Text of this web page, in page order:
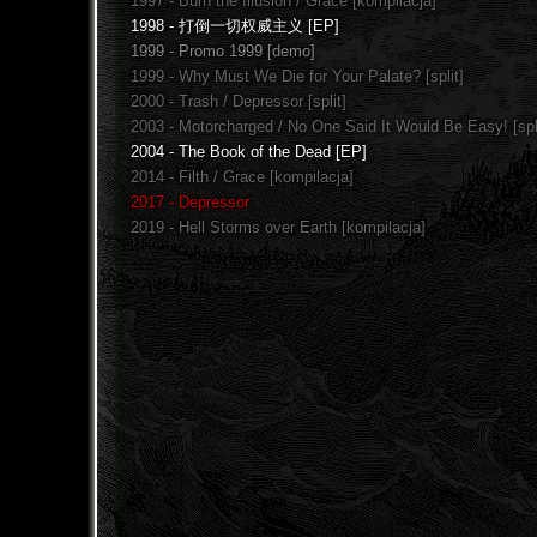
1998 - 打倒一切权威主义 [EP]
1999 - Promo 1999 [demo]
1999 - Why Must We Die for Your Palate? [split]
2000 - Trash / Depressor [split]
2003 - Motorcharged / No One Said It Would Be Easy!
2004 - The Book of the Dead [EP]
2014 - Filth / Grace [kompilacja]
2017 - Depressor
2019 - Hell Storms over Earth [kompilacja]